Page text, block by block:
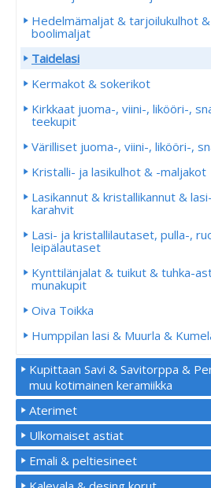
Hedelmämaljat & tarjoilukulhot
boolimaljat
Taidelasi
Kermakot & sokerikot
Kirkkaat juoma-, viini-, likööri-,
teekupit
Värilliset juoma-, viini-, likööri-,
Kristalli- ja lasikulhot & -maljakot
Lasikannut & kristallikannut &
karahvit
Lasi- ja kristallilautaset, pulla-,
leipälautaset
Kynttilänjalat & tuikut & tuhka-
munakupit
Oiva Toikka
Humppilan lasi & Muurla &
Kupittaan Savi & Savitorppa &
muu kotimainen keramiikka
Aterimet
Ulkomaiset astiat
Emali & peltiesineet